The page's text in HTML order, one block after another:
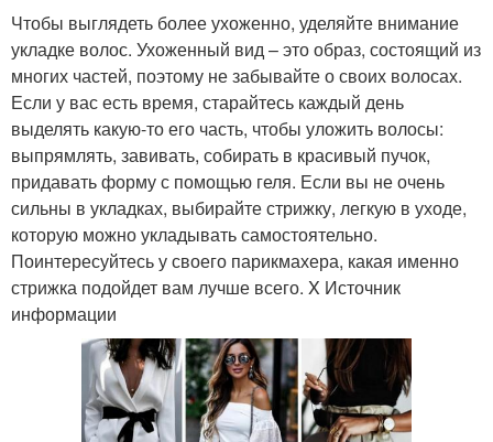
Чтобы выглядеть более ухоженно, уделяйте внимание
укладке волос. Ухоженный вид – это образ, состоящий из
многих частей, поэтому не забывайте о своих волосах.
Если у вас есть время, старайтесь каждый день
выделять какую-то его часть, чтобы уложить волосы:
выпрямлять, завивать, собирать в красивый пучок,
придавать форму с помощью геля. Если вы не очень
сильны в укладках, выбирайте стрижку, легкую в уходе,
которую можно укладывать самостоятельно.
Поинтересуйтесь у своего парикмахера, какая именно
стрижка подойдет вам лучше всего. X Источник
информации